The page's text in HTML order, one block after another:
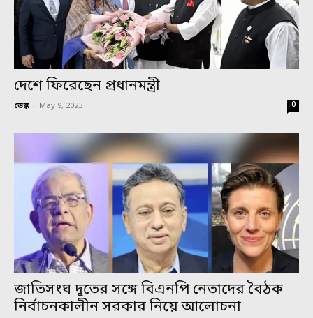
দেশে ফিরেছেন প্রধানমন্ত্রী
ডেস্ক - May 9, 2023 0
জাতিসংঘ দূতের সঙ্গে বিএনপি নেতাদের বৈঠক
নির্বাচনকালীন সরকার নিয়ে আলোচনা